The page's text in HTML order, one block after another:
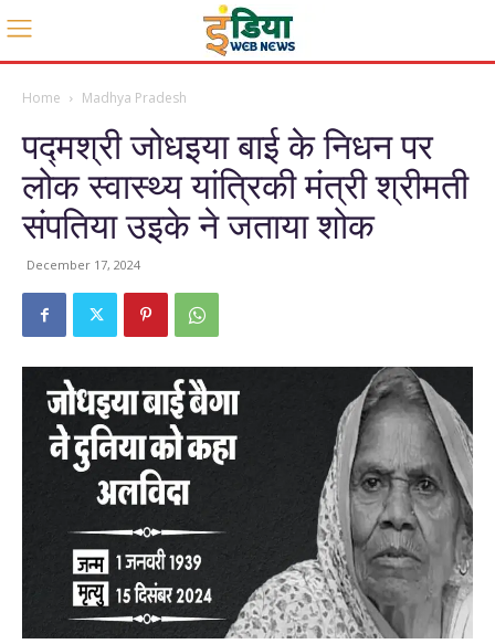
Home Madhya Pradesh
पद्मश्री जोधइया बाई के निधन पर
लोक स्वास्थ्य यांत्रिकी मंत्री श्रीमती
संपतिया उइके ने जताया शोक
December 17, 2024